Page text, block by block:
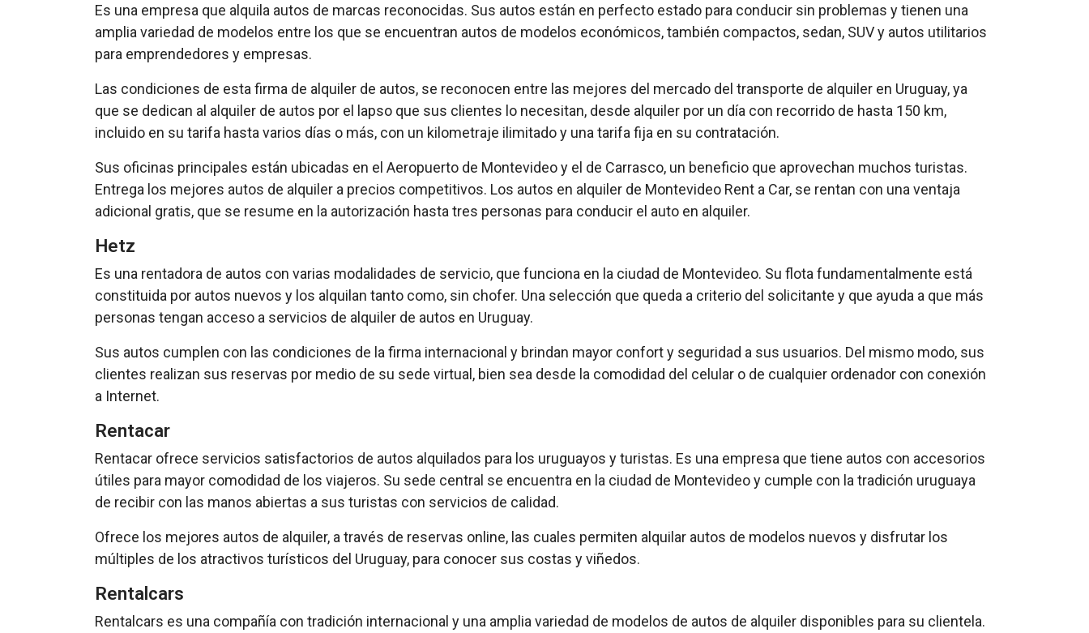
Es una empresa que alquila autos de marcas reconocidas. Sus autos están en perfecto estado para conducir sin problemas y tienen una
amplia variedad de modelos entre los que se encuentran autos de modelos económicos, también compactos, sedan, SUV y autos utilitarios
para emprendedores y empresas.
Las condiciones de esta firma de alquiler de autos, se reconocen entre las mejores del mercado del transporte de alquiler en Uruguay, ya
que se dedican al alquiler de autos por el lapso que sus clientes lo necesitan, desde alquiler por un día con recorrido de hasta 150 km,
incluido en su tarifa hasta varios días o más, con un kilometraje ilimitado y una tarifa fija en su contratación.
Sus oficinas principales están ubicadas en el Aeropuerto de Montevideo y el de Carrasco, un beneficio que aprovechan muchos turistas.
Entrega los mejores autos de alquiler a precios competitivos. Los autos en alquiler de Montevideo Rent a Car, se rentan con una ventaja
adicional gratis, que se resume en la autorización hasta tres personas para conducir el auto en alquiler.
Hetz
Es una rentadora de autos con varias modalidades de servicio, que funciona en la ciudad de Montevideo. Su flota fundamentalmente está
constituida por autos nuevos y los alquilan tanto como, sin chofer. Una selección que queda a criterio del solicitante y que ayuda a que más
personas tengan acceso a servicios de alquiler de autos en Uruguay.
Sus autos cumplen con las condiciones de la firma internacional y brindan mayor confort y seguridad a sus usuarios. Del mismo modo, sus
clientes realizan sus reservas por medio de su sede virtual, bien sea desde la comodidad del celular o de cualquier ordenador con conexión
a Internet.
Rentacar
Rentacar ofrece servicios satisfactorios de autos alquilados para los uruguayos y turistas. Es una empresa que tiene autos con accesorios
útiles para mayor comodidad de los viajeros. Su sede central se encuentra en la ciudad de Montevideo y cumple con la tradición uruguaya
de recibir con las manos abiertas a sus turistas con servicios de calidad.
Ofrece los mejores autos de alquiler, a través de reservas online, las cuales permiten alquilar autos de modelos nuevos y disfrutar los
múltiples de los atractivos turísticos del Uruguay, para conocer sus costas y viñedos.
Rentalcars
Rentalcars es una compañía con tradición internacional y una amplia variedad de modelos de autos de alquiler disponibles para su clientela.